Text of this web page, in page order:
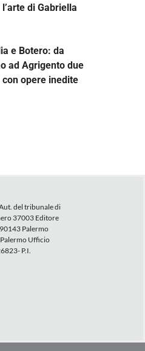
di Gabriella
e Botero: da
ad Agrigento due
opere inedite
del tribunale di
37003 Editore
Palermo
Ufficio
P.I.